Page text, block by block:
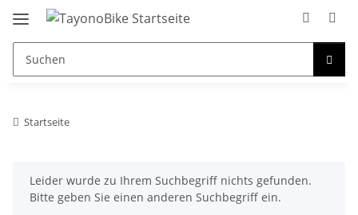
Startseite
xLeider wurde zu Ihrem Suchbegriff nichts gefunden.
Bitte geben Sie einen anderen Suchbegriff ein.